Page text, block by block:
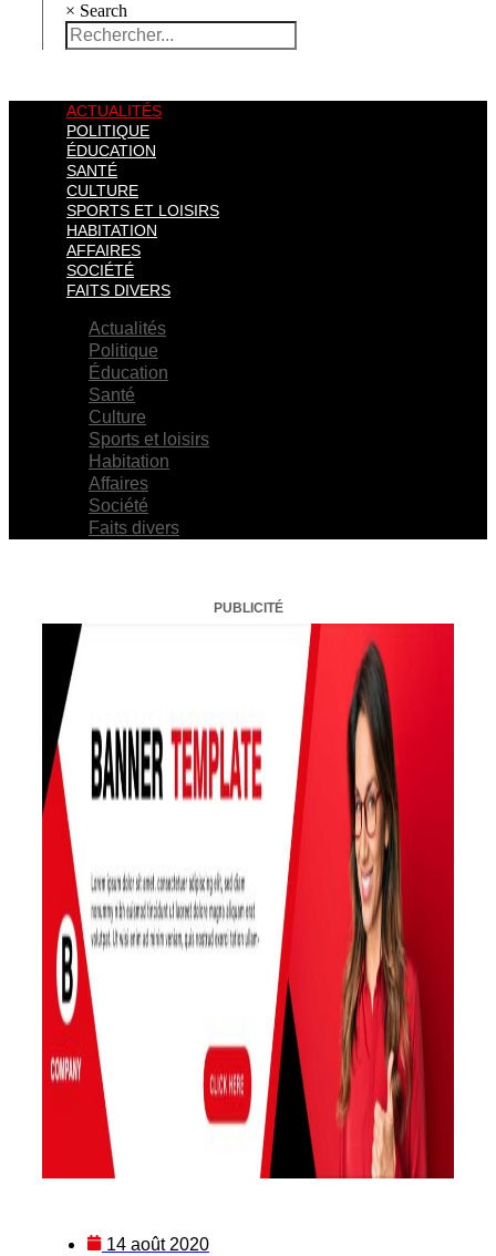
× Search
ACTUALITÉS
POLITIQUE
ÉDUCATION
SANTÉ
CULTURE
SPORTS ET LOISIRS
HABITATION
AFFAIRES
SOCIÉTÉ
FAITS DIVERS
Actualités
Politique
Éducation
Santé
Culture
Sports et loisirs
Habitation
Affaires
Société
Faits divers
PUBLICITÉ
14 août 2020